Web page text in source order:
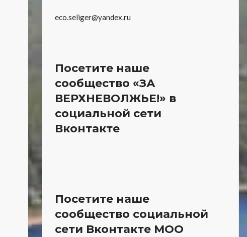
eco.seliger@yandex.ru
Посетите наше
сообщество «ЗА
ВЕРХНЕВОЛЖЬЕ!» в
социальной сети
Вконтакте
Посетите наше
сообщество социальной
сети Вконтакте МОО